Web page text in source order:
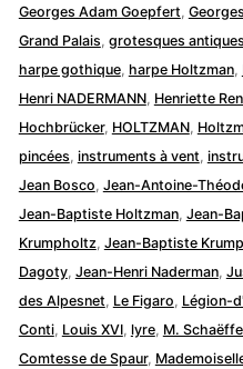
Georges Adam Goepfert,
Grand Palais, grotesques antiques
harpe gothique, harpe Holtzman,
Henri NADERMANN, Henriette
Hochbrücker, HOLTZMAN,
pincées, instruments à vent,
Jean Bosco, Jean-Antoine-
Jean-Baptiste Holtzman, Jean-
Krumpholtz, Jean-Baptiste
Dagoty, Jean-Henri Naderman,
des Alpesnet, Le Figaro, Légion-
Conti, Louis XVI, lyre, M.
Comtesse de Spaur,